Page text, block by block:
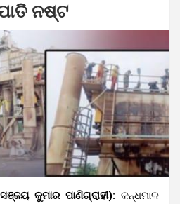
ନଷ୍ଟ
କୁମାର ପାଣିଗ୍ରାହୀ): କନ୍ଧମାଳ